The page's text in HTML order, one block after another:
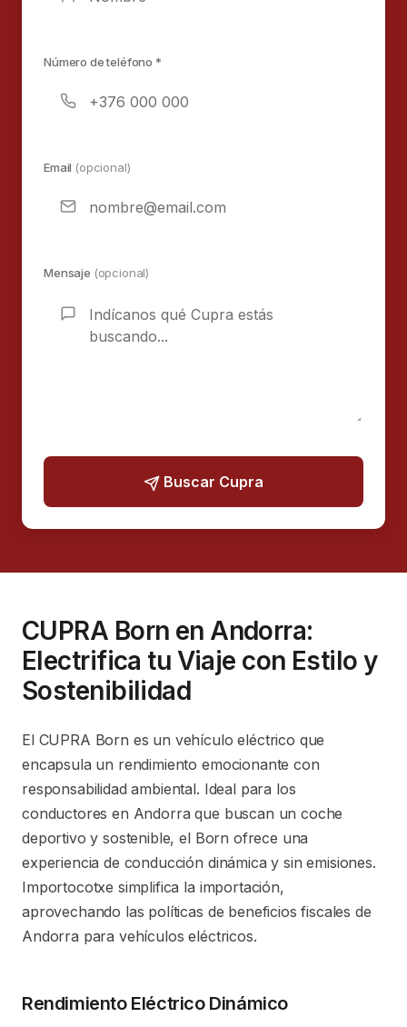
Número de teléfono *
Email (opcional)
Mensaje (opcional)
Buscar Cupra
CUPRA Born en Andorra:
Electrifica tu Viaje con Estilo y
Sostenibilidad
El CUPRA Born es un vehículo eléctrico que
encapsula un rendimiento emocionante con
responsabilidad ambiental. Ideal para los
conductores en Andorra que buscan un coche
deportivo y sostenible, el Born ofrece una
experiencia de conducción dinámica y sin emisiones.
Importocotxe simplifica la importación,
aprovechando las políticas de beneficios fiscales de
Andorra para vehículos eléctricos.
Rendimiento Eléctrico Dinámico